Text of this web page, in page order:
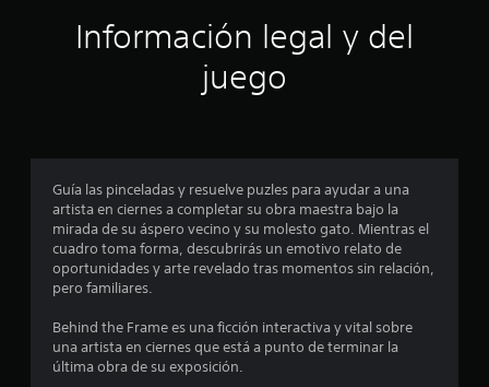
i
o
e
s
r
Información legal y del
juego
Guía las pinceladas y resuelve puzles para ayudar a una
artista en ciernes a completar su obra maestra bajo la
mirada de su áspero vecino y su molesto gato. Mientras el
cuadro toma forma, descubrirás un emotivo relato de
oportunidades y arte revelado tras momentos sin relación,
pero familiares.
Behind the Frame es una ficción interactiva y vital sobre
una artista en ciernes que está a punto de terminar la
última obra de su exposición.